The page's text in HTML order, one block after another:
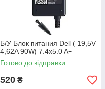
Б/У Блок питания Dell ( 19,5V
4,62A 90W) 7.4x5.0 A+
Готово до відправки
520 ₴